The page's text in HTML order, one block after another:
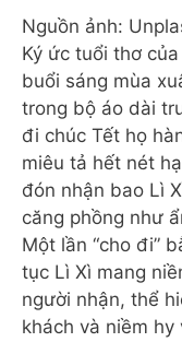
Nguồn ảnh:
Ký ức tuổi thơ
buổi sáng mùa
trong bộ áo dài
đi chúc Tết họ
miêu tả hết nét
đón nhận bao Lì
căng phồng như
Một lần “cho đi”
tục Lì Xì mang
người nhận, thể
khách và niềm